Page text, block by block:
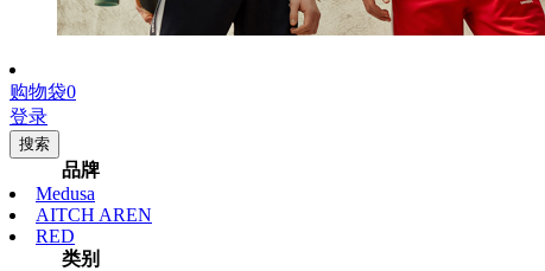
购物袋0
登录
搜索
品牌
Medusa
AITCH AREN
RED
类别